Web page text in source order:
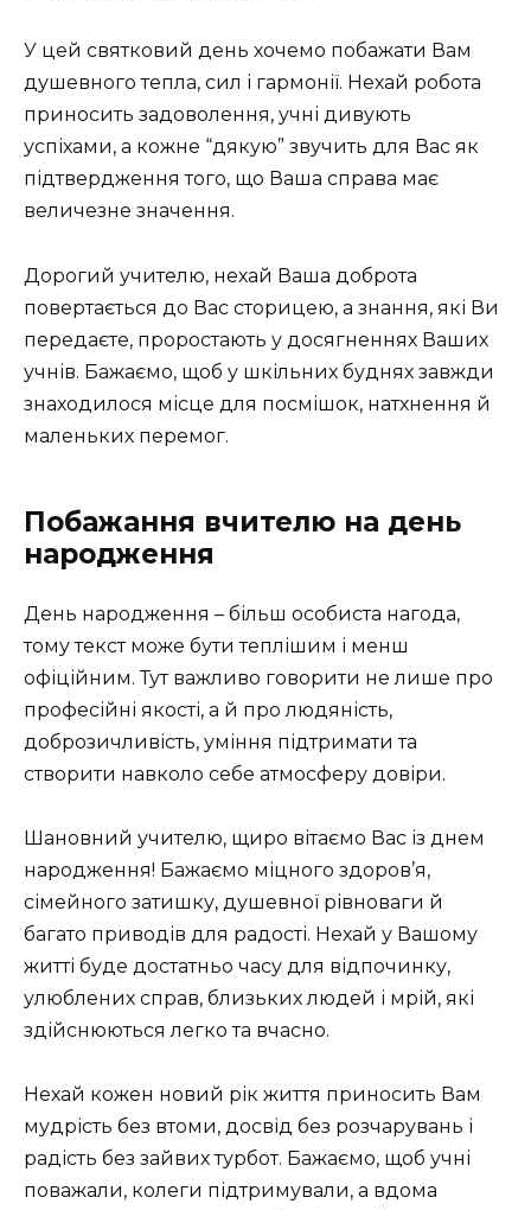
У цей святковий день хочемо побажати Вам
душевного тепла, сил і гармонії. Нехай робота
приносить задоволення, учні дивують
успіхами, а кожне “дякую” звучить для Вас як
підтвердження того, що Ваша справа має
величезне значення.
Дорогий учителю, нехай Ваша доброта
повертається до Вас сторицею, а знання, які Ви
передаєте, проростають у досягненнях Ваших
учнів. Бажаємо, щоб у шкільних буднях завжди
знаходилося місце для посмішок, натхнення й
маленьких перемог.
Побажання вчителю на день
народження
День народження – більш особиста нагода,
тому текст може бути теплішим і менш
офіційним. Тут важливо говорити не лише про
професійні якості, а й про людяність,
доброзичливість, уміння підтримати та
створити навколо себе атмосферу довіри.
Шановний учителю, щиро вітаємо Вас із днем
народження! Бажаємо міцного здоров’я,
сімейного затишку, душевної рівноваги й
багато приводів для радості. Нехай у Вашому
житті буде достатньо часу для відпочинку,
улюблених справ, близьких людей і мрій, які
здійснюються легко та вчасно.
Нехай кожен новий рік життя приносить Вам
мудрість без втоми, досвід без розчарувань і
радість без зайвих турбот. Бажаємо, щоб учні
поважали, колеги підтримували, а вдома